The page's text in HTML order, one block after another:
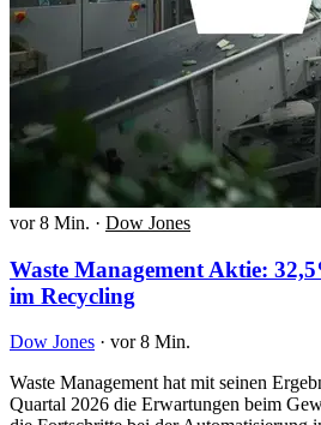
vor 8 Min. · Dow Jones
Waste Management Aktie:
im Recycling
Dow Jones · vor 8 Min.
Waste Management hat mit seinen
Quartal 2026 die Erwartungen beim